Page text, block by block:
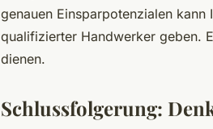
genauen Einsparpotenzialen
qualifizierter Handwerker geben.
dienen.
Schlussfolgerung: